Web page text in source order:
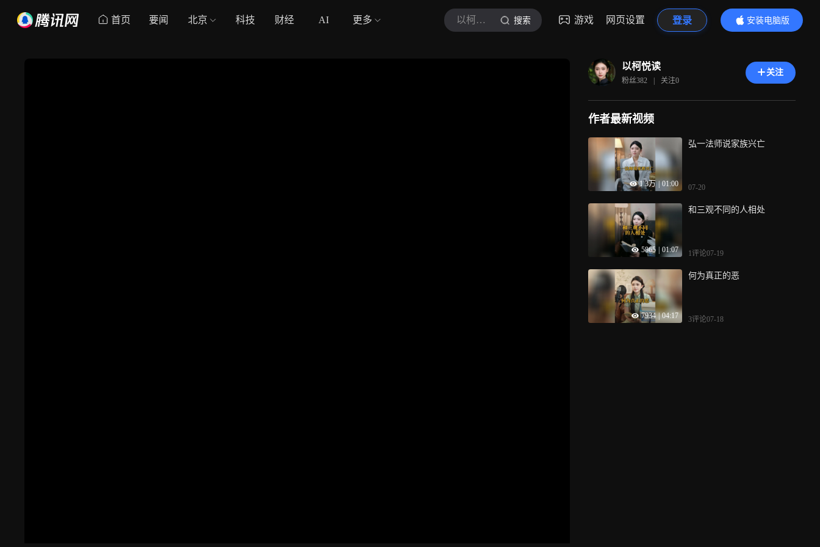
首页 要闻 北京 科技 财经 AI 更多 以柯悦读 搜索 游戏 网页设置 登录
安装电脑版
内容更精彩
以柯悦读
粉丝382 | 关注0
关注
作者最新视频
1.3万 01:00
弘一法师说家族兴亡
07-20
5865 01:07
和三观不同的人相处
1评论07-19
7934 | 04:17
何为真正的恶
3评论07-18